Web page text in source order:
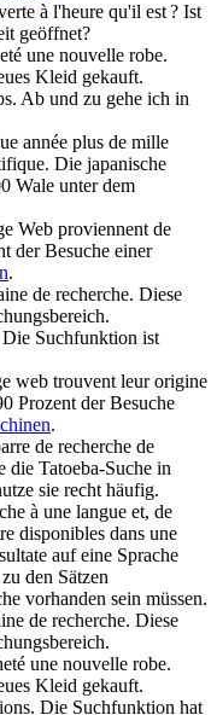
à l'heure qu'il est ? Ist
geöffnet?
une nouvelle robe.
Kleid gekauft.
Ab und zu gehe ich in
année plus de mille
Die japanische
Wale unter dem
Web proviennent de
der Besuche einer
.
de recherche. Diese
Die Suchfunktion ist
web trouvent leur origine
Prozent der Besuche
.
de recherche de
die Tatoeba-Suche in
sie recht häufig.
à une langue et, de
disponibles dans une
auf eine Sprache
den Sätzen
vorhanden sein müssen.
de recherche. Diese
une nouvelle robe.
Kleid gekauft.
Die Suchfunktion hat